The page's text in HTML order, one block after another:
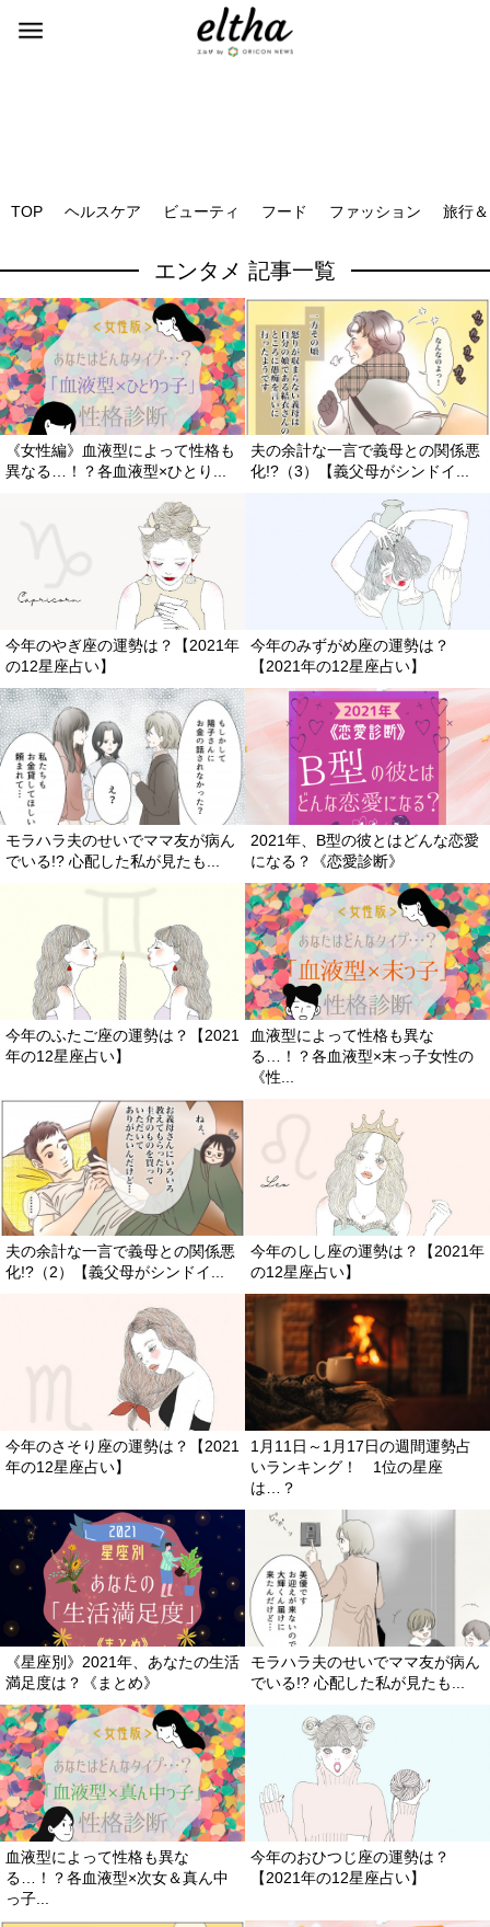
TOP ヘルスケア ビューティ フード ファッション 旅行
エンタメ 記事一覧
《女性編》血液型によって性格も
異なる…！？各血液型×ひとり...
夫の余計な一言で義母との関係悪
化!?（3）【義父母がシンドイ...
今年のやぎ座の運勢は？【2021年
の12星座占い】
今年のみずがめ座の運勢は？
【2021年の12星座占い】
モラハラ夫のせいでママ友が病ん
でいる!? 心配した私が見たも...
2021年、B型の彼とはどんな恋愛
になる？《恋愛診断》
今年のふたご座の運勢は？【2021
年の12星座占い】
血液型によって性格も異な
る…！？各血液型×末っ子女性の
《性...
夫の余計な一言で義母との関係悪
化!?（2）【義父母がシンドイ...
今年のしし座の運勢は？【2021年
の12星座占い】
今年のさそり座の運勢は？【2021
年の12星座占い】
1月11日～1月17日の週間運勢占
いランキング！ 1位の星座
は…？
《星座別》2021年、あなたの生活
満足度は？《まとめ》
モラハラ夫のせいでママ友が病ん
でいる!? 心配した私が見たも...
血液型によって性格も異な
る…！？各血液型×次女＆真ん中
っ子...
今年のおひつじ座の運勢は？
【2021年の12星座占い】